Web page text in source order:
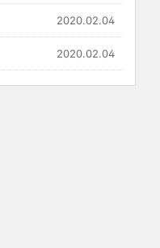
2020.02.04
2020.02.04